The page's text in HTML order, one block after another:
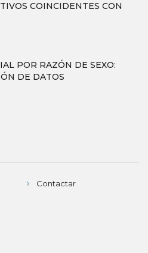
COINCIDENTES CON
POR RAZÓN DE SEXO:
DE DATOS
Contactar